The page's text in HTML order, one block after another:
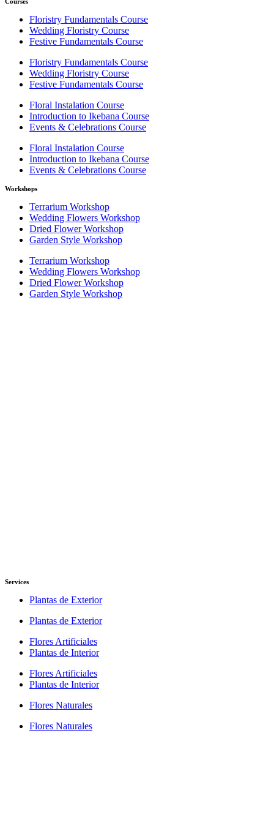
Floristry Fundamentals Course
Wedding Floristry Course
Festive Fundamentals Course
Floristry Fundamentals Course
Wedding Floristry Course
Festive Fundamentals Course
Floral Instalation Course
Introduction to Ikebana Course
Events & Celebrations Course
Floral Instalation Course
Introduction to Ikebana Course
Events & Celebrations Course
Workshops
Terrarium Workshop
Wedding Flowers Workshop
Dried Flower Workshop
Garden Style Workshop
Terrarium Workshop
Wedding Flowers Workshop
Dried Flower Workshop
Garden Style Workshop
Services
Plantas de Exterior
Plantas de Exterior
Flores Artificiales
Plantas de Interior
Flores Artificiales
Plantas de Interior
Flores Naturales
Flores Naturales